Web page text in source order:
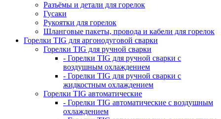
Разъёмы и детали для горелок
Гусаки
Рукоятки для горелок
Шланговые пакеты, провода и кабели для горелок
Горелки TIG для аргонодуговой сварки
Горелки TIG для ручной сварки
- Горелки TIG для ручной сварки с
воздушным охлаждением
- Горелки TIG для ручной сварки с
жидкостным охлаждением
Горелки TIG автоматические
- Горелки TIG автоматические с воздушным
охлаждением